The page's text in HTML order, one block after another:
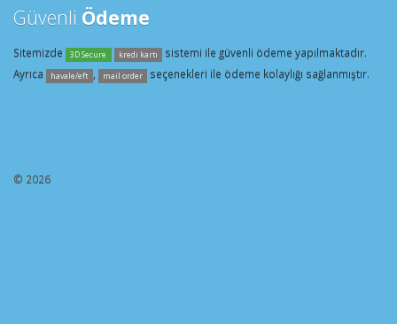
Güvenli Ödeme
Sitemizde 3D Secure kredi kartı
sistemi ile güvenli ödeme yapılmaktadır.
Ayrıca
havale/eft , mail order seçenekleri ile ödeme kolaylığı sağlanmıştır.
© 2026